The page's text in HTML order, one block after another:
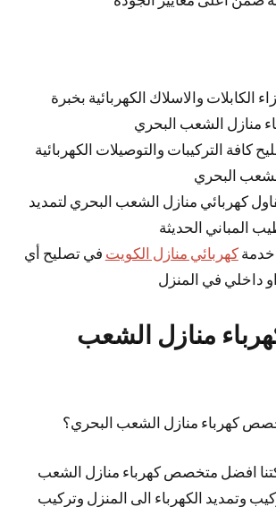
الكابلات والاسلاك الكهربائية بخبرة
منازل الشعب البحري
كافة التركيبات والتوصيلات الكهربائية
البحري
كهربائي منازل الشعب البحري لتمديد
المباني الحديثة
خدمةكهربائي منازل الكويت في تصليح أي
داخلي في المنزل
منازل الشعب
كهرباء منازل الشعب البحري؟
افضل متخصص كهرباء منازل الشعب
وتمديد الكهرباء الى المنزل وتركيب